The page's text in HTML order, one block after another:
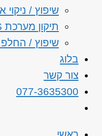
שיפוץ / ניקוי
תיקון מערכת ABS
שיפוץ /
בלוג
צור קשר
077-3635300